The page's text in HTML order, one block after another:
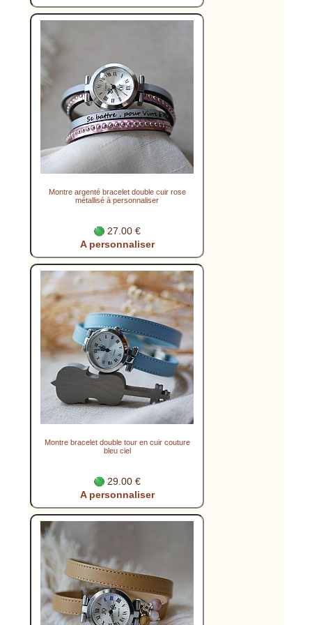
Montre argenté bracelet double cuir rose
métallisé à personnaliser
27.00 €
A personnaliser
Montre bracelet double tour en cuir couture
bleu ciel
29.00 €
A personnaliser